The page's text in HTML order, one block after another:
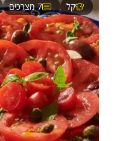
קל 7 מצרכים